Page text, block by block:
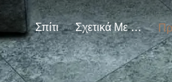
Σπίτι Σχετικά Με Εμάς